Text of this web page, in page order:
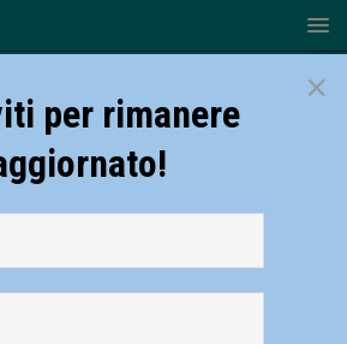
×
per rimanere